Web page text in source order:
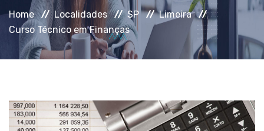
SEG. TRABALHO
TRANS. IMOBILIÁRIAS(TTI)
Home Localidades SP
Limeira
Curso Técnico em Finanças